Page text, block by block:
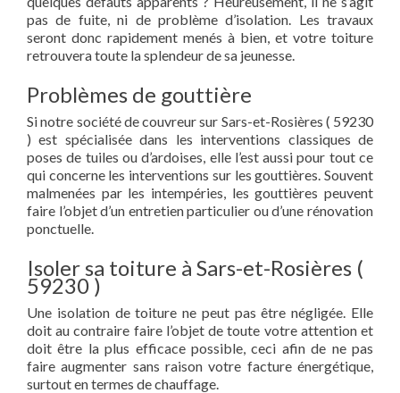
pas de fuite, ni de problème d’isolation. Les travaux
seront donc rapidement menés à bien, et votre toiture
retrouvera toute la splendeur de sa jeunesse.
Problèmes de gouttière
Si notre société de couvreur sur Sars-et-Rosières ( 59230
) est spécialisée dans les interventions classiques de
poses de tuiles ou d’ardoises, elle l’est aussi pour tout ce
qui concerne les interventions sur les gouttières. Souvent
malmenées par les intempéries, les gouttières peuvent
faire l’objet d’un entretien particulier ou d’une rénovation
ponctuelle.
Isoler sa toiture à Sars-et-Rosières (
59230 )
Une isolation de toiture ne peut pas être négligée. Elle
doit au contraire faire l’objet de toute votre attention et
doit être la plus efficace possible, ceci afin de ne pas
faire augmenter sans raison votre facture énergétique,
surtout en termes de chauffage.